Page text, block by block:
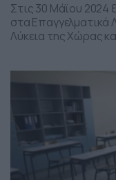
Στις 30 Μάϊου 2024
στα Επαγγελματικά
Λύκεια της Χώρας
ημερήσιων και
πρέπει να